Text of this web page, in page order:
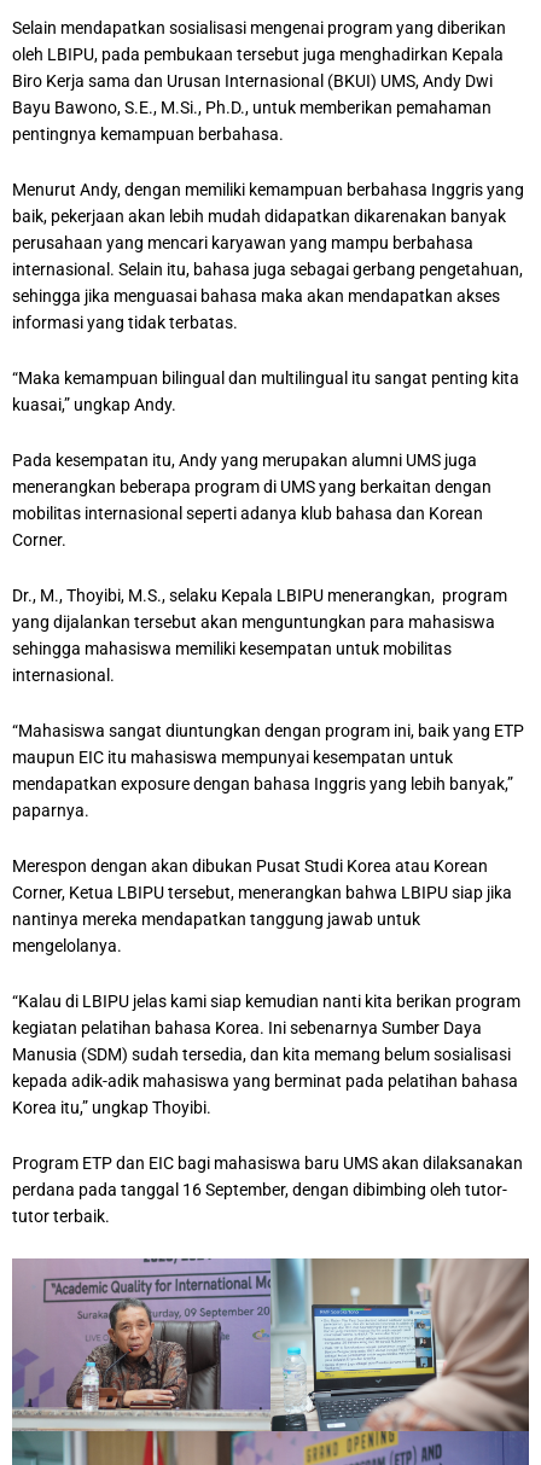
Selain mendapatkan sosialisasi mengenai program yang diberikan
oleh LBIPU, pada pembukaan tersebut juga menghadirkan Kepala
Biro Kerja sama dan Urusan Internasional (BKUI) UMS, Andy Dwi
Bayu Bawono, S.E., M.Si., Ph.D., untuk memberikan pemahaman
pentingnya kemampuan berbahasa.
Menurut Andy, dengan memiliki kemampuan berbahasa Inggris yang
baik, pekerjaan akan lebih mudah didapatkan dikarenakan banyak
perusahaan yang mencari karyawan yang mampu berbahasa
internasional. Selain itu, bahasa juga sebagai gerbang pengetahuan,
sehingga jika menguasai bahasa maka akan mendapatkan akses
informasi yang tidak terbatas.
“Maka kemampuan bilingual dan multilingual itu sangat penting kita
kuasai,” ungkap Andy.
Pada kesempatan itu, Andy yang merupakan alumni UMS juga
menerangkan beberapa program di UMS yang berkaitan dengan
mobilitas internasional seperti adanya klub bahasa dan Korean
Corner.
Dr., M., Thoyibi, M.S., selaku Kepala LBIPU menerangkan, program
yang dijalankan tersebut akan menguntungkan para mahasiswa
sehingga mahasiswa memiliki kesempatan untuk mobilitas
internasional.
“Mahasiswa sangat diuntungkan dengan program ini, baik yang ETP
maupun EIC itu mahasiswa mempunyai kesempatan untuk
mendapatkan exposure dengan bahasa Inggris yang lebih banyak,”
paparnya.
Merespon dengan akan dibukan Pusat Studi Korea atau Korean
Corner, Ketua LBIPU tersebut, menerangkan bahwa LBIPU siap jika
nantinya mereka mendapatkan tanggung jawab untuk
mengelolanya.
“Kalau di LBIPU jelas kami siap kemudian nanti kita berikan program
kegiatan pelatihan bahasa Korea. Ini sebenarnya Sumber Daya
Manusia (SDM) sudah tersedia, dan kita memang belum sosialisasi
kepada adik-adik mahasiswa yang berminat pada pelatihan bahasa
Korea itu,” ungkap Thoyibi.
Program ETP dan EIC bagi mahasiswa baru UMS akan dilaksanakan
perdana pada tanggal 16 September, dengan dibimbing oleh tutor-
tutor terbaik.